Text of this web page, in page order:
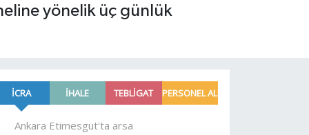
yönelik üç günlük